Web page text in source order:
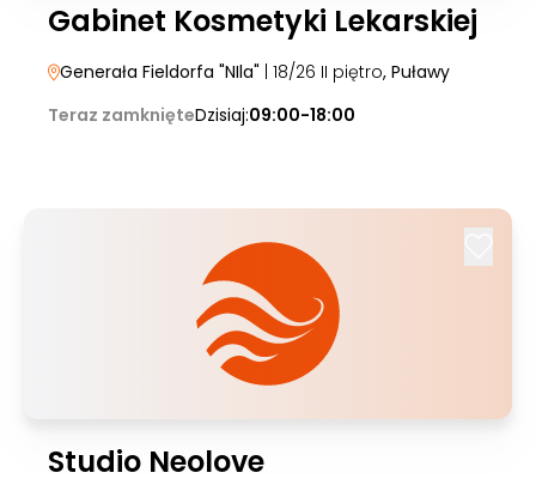
Gabinet Kosmetyki Lekarskiej
Generała Fieldorfa "NIla" | 18/26 II piętro, Puławy
Teraz zamknięteDzisiaj:09:00-18:00
Studio Neolove